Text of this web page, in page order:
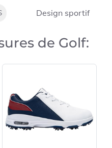
Design sportif
de Golf: